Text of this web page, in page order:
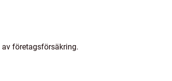
av företagsförsäkring.